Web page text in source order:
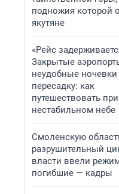
подножия которой
якутяне
«Рейс
Закрытые
неудобные ночевки
пересадку: как
путешествовать при
нестабильном небе
Смоленскую
разрушительный
власти ввели
погибшие — кадры